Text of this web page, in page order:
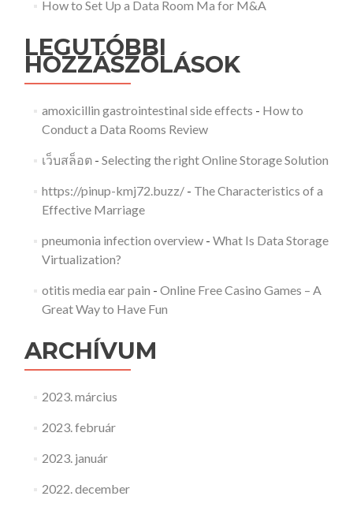
How to Set Up a Data Room Ma for M&A
LEGUTÓBBI
HOZZÁSZÓLÁSOK
amoxicillin gastrointestinal side effects - How to
Conduct a Data Rooms Review
เว็บสล็อต- Selecting the right Online Storage Solution
https://pinup-kmj72.buzz/- The Characteristics of a
Effective Marriage
pneumonia infection overview- What Is Data Storage
Virtualization?
otitis media ear pain - Online Free Casino Games – A
Great Way to Have Fun
ARCHÍVUM
2023. március
2023. február
2023. január
2022. december